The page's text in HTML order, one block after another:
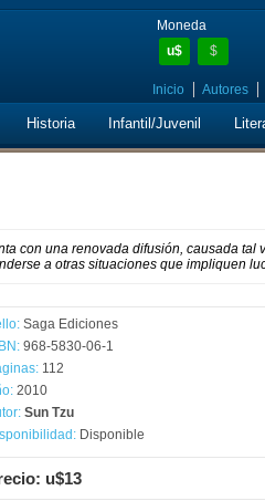
Moneda
u$
$
Inicio Autores
Historia Infantil/Juvenil
con una renovada difusión, causada tal
a otras situaciones que impliquen
Saga Ediciones
968-5830-06-1
112
2010
Sun Tzu
Disponible
u$13